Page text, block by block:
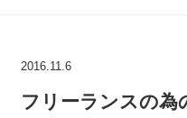
2016.11.6
フリーランスの為